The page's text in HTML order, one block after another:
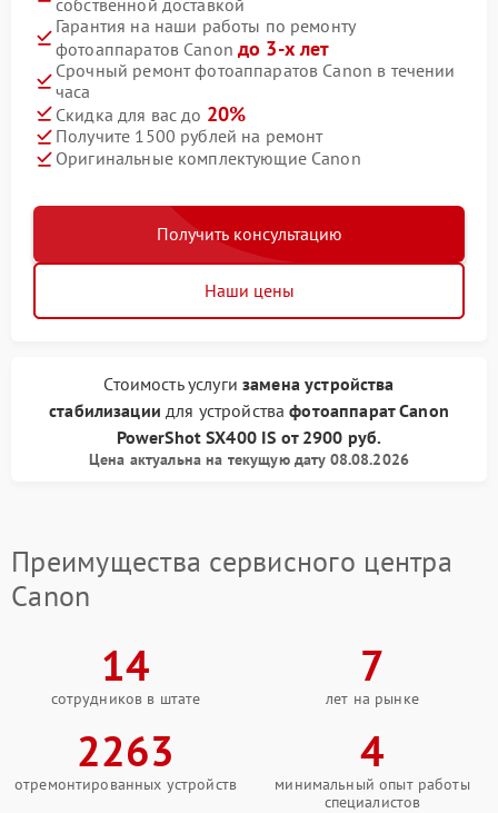
Гарантия на наши работы по ремонту
фотоаппаратов Canonдо 3-х лет
Срочный ремонт фотоаппаратов Canon в течении
часа
Скидка для вас до 20%
Получите 1500 рублей на ремонт
Оригинальные комплектующие Canon
Получить консультацию
Наши цены
Стоимость услуги замена устройства
стабилизации для устройствафотоаппарат Canon
PowerShot SX400 IS от 2900 руб.
Цена актуальна на текущую дату 08.08.2026
Преимущества сервисного центра
Canon
14
сотрудников в штате
7
лет на рынке
2263
отремонтированных устройств
4
минимальный опыт работы
специалистов